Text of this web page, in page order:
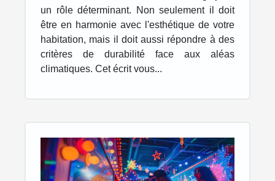
un rôle déterminant. Non seulement il doit
être en harmonie avec l'esthétique de votre
habitation, mais il doit aussi répondre à des
critères de durabilité face aux aléas
climatiques. Cet écrit vous...